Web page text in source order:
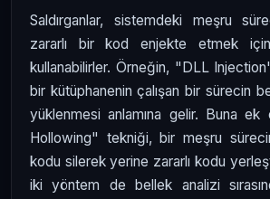
Saldırganlar, sistemdeki meşru
zararlı bir kod enjekte etmek
kullanabilirler. Örneğin, "DLL
bir kütüphanenin çalışan bir sürecin
yüklenmesi anlamına gelir. Buna
Hollowing" tekniği, bir meşru
kodu silerek yerine zararlı kodu
iki yöntem de bellek analizi